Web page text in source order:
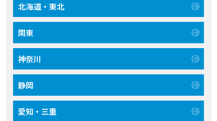
北海道・東北
関東
神奈川
静岡
愛知・三重